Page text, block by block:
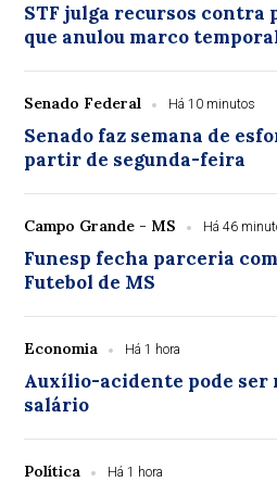
STF julga recursos contra
que anulou marco
Senado Federal Há 10 minutos
Senado faz semana de
partir de segunda-feira
Campo Grande - MS Há 46
Funesp fecha parceria
Futebol de MS
Economia Há 1 hora
Auxílio-acidente pode ser
salário
Política Há 1 hora